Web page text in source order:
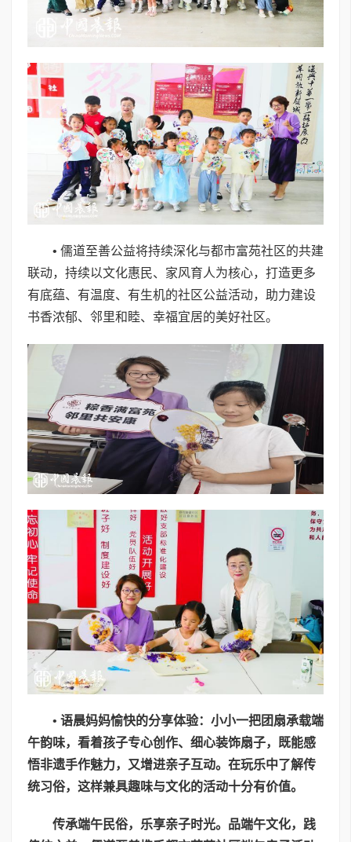
• 儒道至善公益将持续深化与都市富苑社区的共建
联动，持续以文化惠民、家风育人为核心，打造更多
有底蕴、有温度、有生机的社区公益活动，助力建设
书香浓郁、邻里和睦、幸福宜居的美好社区。
• 语晨妈妈愉快的分享体验：小小一把团扇承载端
午韵味，看着孩子专心创作、细心装饰扇子，既能感
悟非遗手作魅力，又增进亲子互动。在玩乐中了解传
统习俗，这样兼具趣味与文化的活动十分有价值。
传承端午民俗，乐享亲子时光。品端午文化，践